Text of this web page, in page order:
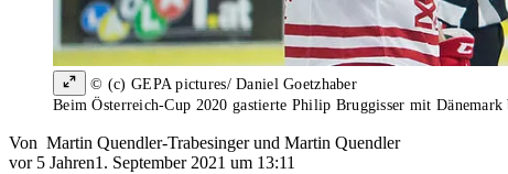
© (c) GEPA pictures/ Daniel Goetzhaber
Beim Österreich-Cup 2020 gastierte Philip Bruggisser mit
Von Martin Quendler-Trabesingerund Martin Quendler
vor 5 Jahren1. September 2021 um 13:11